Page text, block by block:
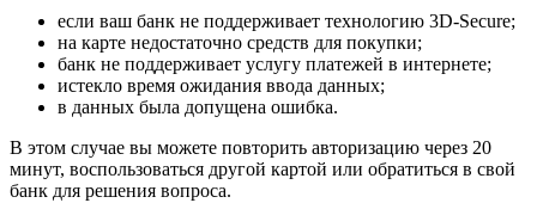
если ваш банк не поддерживает технологию 3D-Secure;
на карте недостаточно средств для покупки;
банк не поддерживает услугу платежей в интернете;
истекло время ожидания ввода данных;
в данных была допущена ошибка.
В этом случае вы можете повторить авторизацию через 20
минут, воспользоваться другой картой или обратиться в свой
банк для решения вопроса.